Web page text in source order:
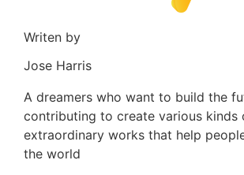
Writen by
Jose Harris
A dreamers who want to build the
contributing to create various kinds
extraordinary works that help
the world